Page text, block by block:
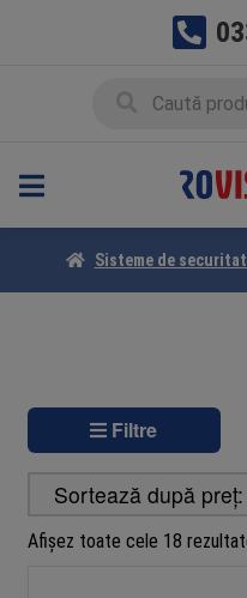
Sisteme de
Filtre
Afișez toate cele 18